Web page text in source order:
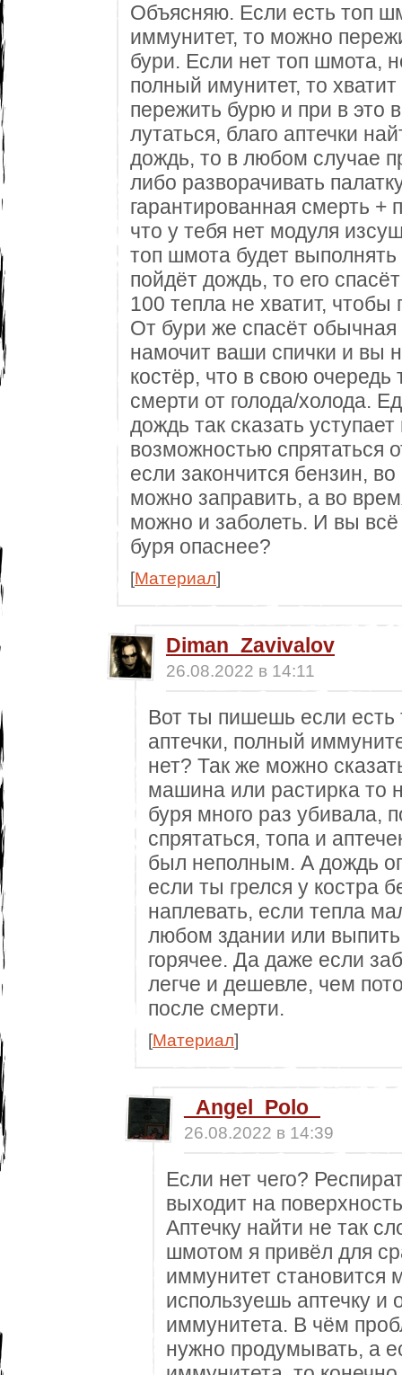
Объясняю. Если есть топ
иммунитет, то можно
бури. Если нет топ шмота,
полный имунитет, то
пережить бурю и при в
лутаться, благо аптечки
дождь, то в любом случае
либо разворачивать
гарантированная смерть +
что у тебя нет модуля
топ шмота будет
пойдёт дождь, то его
100 тепла не хватит, чтобы
От бури же спасёт
намочит ваши спички и вы
костёр, что в свою
смерти от голода/холода.
дождь так сказать
возможностью спрятаться
если закончится бензин,
можно заправить, а во
можно и заболеть. И вы
буря опаснее?
[Материал]
Diman_Zavivalov
26.08.2022 в 14:11
Вот ты пишешь если есть
аптечки, полный
нет? Так же можно
машина или растирка то
буря много раз убивала,
спрятаться, топа и
был неполным. А дождь
если ты грелся у костра
наплевать, если тепла
любом здании или
горячее. Да даже если
легче и дешевле, чем
после смерти.
[Материал]
_Angel_Polo_
26.08.2022 в 14:39
Если нет чего?
выходит на
Аптечку найти не так
шмотом я привёл для
иммунитет
используешь аптечку и
иммунитета. В чём
нужно продумывать, а